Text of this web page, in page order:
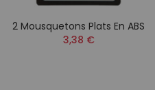
2 Mousquetons Plats En ABS
3,38 €